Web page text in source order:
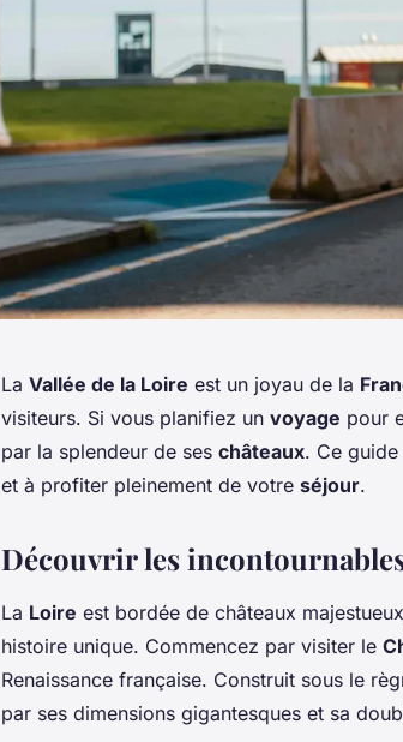
La Vallée de la Loire est un joyau de la
visiteurs. Si vous planifiez un voyage pour
par la splendeur de ses châteaux. Ce
et à profiter pleinement de votre séjour.
Découvrir les
La Loire est bordée de châteaux
histoire unique. Commencez par visiter le
Renaissance française. Construit sous le
par ses dimensions gigantesques et sa